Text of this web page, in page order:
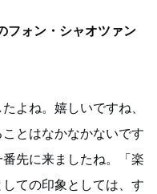
フォン・シャオツァン
よね。嬉しいですね、
とはなかなかないです
先に来ましたね。「楽
ての印象としては、す